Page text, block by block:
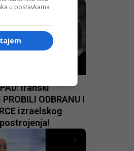
Iranski
ODBRANU I
izraelskog
u postavkama